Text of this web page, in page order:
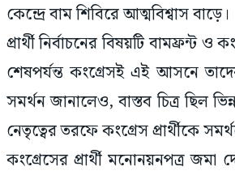
কেন্দ্রে বাম শিবিরে আত্মবিশ্বাস বাড়ে।
প্রার্থী নির্বাচনের বিষয়টি
শেষপর্যন্ত কংগ্রেসই এই আসনে
সমর্থন জানালেও, বাস্তব চিত্র ছিল
নেতৃত্বের তরফে কংগ্রেস প্রার্থীকে
কংগ্রেসের প্রার্থী মনোনয়নপত্র জমা